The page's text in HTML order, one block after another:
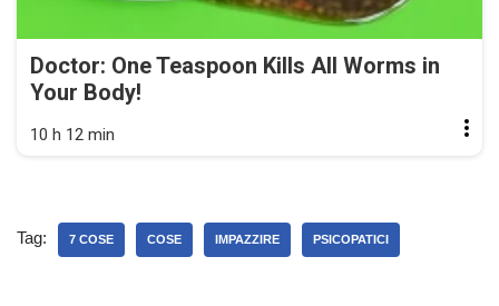
Doctor: One Teaspoon Kills All Worms in
Your Body!
10 h 12 min
Tag: 7 COSE COSE IMPAZZIRE PSICOPATICI